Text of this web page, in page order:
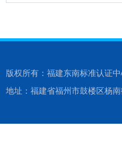
版权所有：福建东南标准认证
地址：福建省福州市鼓楼区杨南